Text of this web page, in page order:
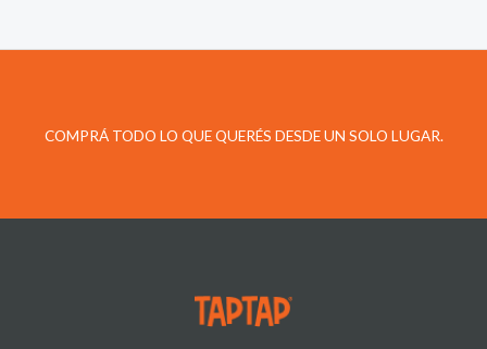
COMPRÁ TODO LO QUE QUERÉS DESDE UN SOLO LUGAR.